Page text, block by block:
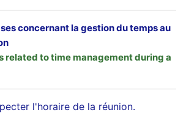
concernant la gestion du temps au
related to time management during a
l'horaire de la réunion.